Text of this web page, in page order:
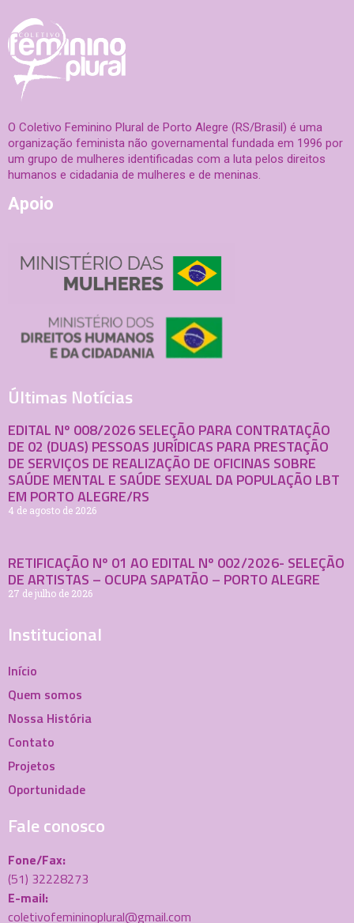
O Coletivo Feminino Plural de Porto Alegre (RS/Brasil) é uma
organização feminista não governamental fundada em 1996 por
um grupo de mulheres identificadas com a luta pelos direitos
humanos e cidadania de mulheres e de meninas.
Apoio
Últimas Notícias
EDITAL Nº 008/2026 SELEÇÃO PARA CONTRATAÇÃO
DE 02 (DUAS) PESSOAS JURÍDICAS PARA PRESTAÇÃO
DE SERVIÇOS DE REALIZAÇÃO DE OFICINAS SOBRE
SAÚDE MENTAL E SAÚDE SEXUAL DA POPULAÇÃO LBT
EM PORTO ALEGRE/RS
4 de agosto de 2026
RETIFICAÇÃO Nº 01 AO EDITAL Nº 002/2026- SELEÇÃO
DE ARTISTAS – OCUPA SAPATÃO – PORTO ALEGRE
27 de julho de 2026
Institucional
Início
Quem somos
Nossa História
Contato
Projetos
Oportunidade
Fale conosco
Fone/Fax:
(51) 32228273
E-mail:
coletivofemininoplural@gmail.com